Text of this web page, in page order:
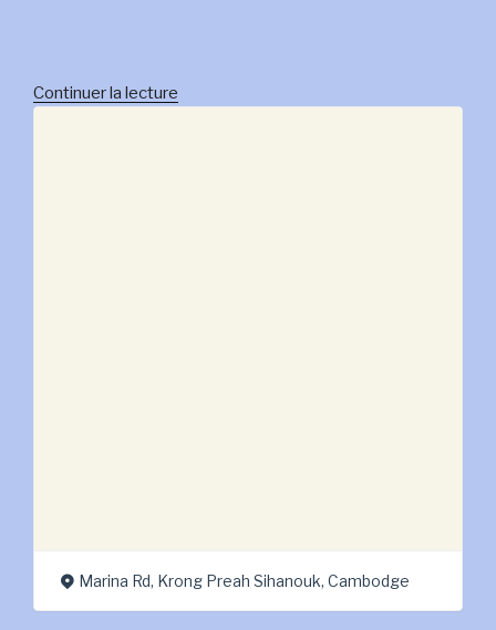
Continuer la lecture
Marina Rd, Krong Preah Sihanouk, Cambodge